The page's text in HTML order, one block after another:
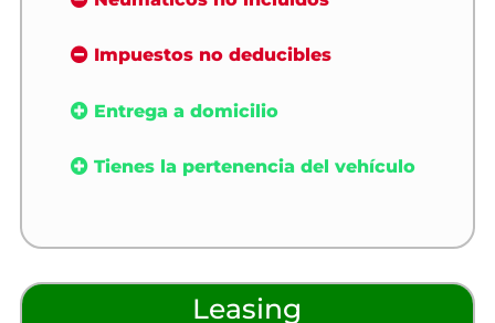
Impuestos no deducibles
Entrega a domicilio
Tienes la pertenencia del vehículo
Leasing